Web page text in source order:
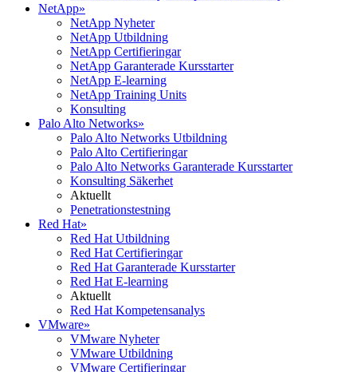
NetApp»
NetApp Nyheter
NetApp Utbildning
NetApp Certifieringar
NetApp Garanterade Kursstarter
NetApp E-learning
NetApp Training Units
Konsulting
Palo Alto Networks»
Palo Alto Networks Utbildning
Palo Alto Certifieringar
Palo Alto Networks Garanterade Kursstarter
Konsulting Säkerhet
Aktuellt
Penetrationstestning
Red Hat»
Red Hat Utbildning
Red Hat Certifieringar
Red Hat Garanterade Kursstarter
Red Hat E-learning
Aktuellt
Red Hat Kompetensanalys
VMware»
VMware Nyheter
VMware Utbildning
VMware Certifieringar